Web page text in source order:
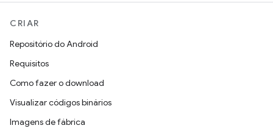
CRIAR
Repositório do Android
Requisitos
Como fazer o download
Visualizar códigos binários
Imagens de fábrica